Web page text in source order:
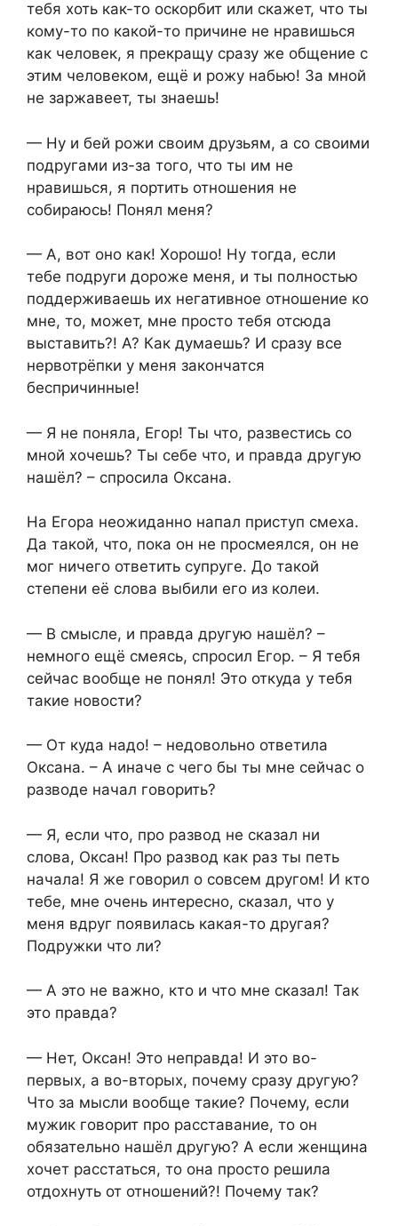
тебя хоть как-то оскорбит или скажет, что ты
кому-то по какой-то причине не нравишься
как человек, я прекращу сразу же общение с
этим человеком, ещё и рожу набью! За мной
не заржавеет, ты знаешь!
— Ну и бей рожи своим друзьям, а со своими
подругами из-за того, что ты им не
нравишься, я портить отношения не
собираюсь! Понял меня?
— А, вот оно как! Хорошо! Ну тогда, если
тебе подруги дороже меня, и ты полностью
поддерживаешь их негативное отношение ко
мне, то, может, мне просто тебя отсюда
выставить?! А? Как думаешь? И сразу все
нервотрёпки у меня закончатся
беспричинные!
— Я не поняла, Егор! Ты что, развестись со
мной хочешь? Ты себе что, и правда другую
нашёл? – спросила Оксана.
На Егора неожиданно напал приступ смеха.
Да такой, что, пока он не просмеялся, он не
мог ничего ответить супруге. До такой
степени её слова выбили его из колеи.
— В смысле, и правда другую нашёл? –
немного ещё смеясь, спросил Егор. – Я тебя
сейчас вообще не понял! Это откуда у тебя
такие новости?
— От куда надо! – недовольно ответила
Оксана. – А иначе с чего бы ты мне сейчас о
разводе начал говорить?
— Я, если что, про развод не сказал ни
слова, Оксан! Про развод как раз ты петь
начала! Я же говорил о совсем другом! И кто
тебе, мне очень интересно, сказал, что у
меня вдруг появилась какая-то другая?
Подружки что ли?
— А это не важно, кто и что мне сказал! Так
это правда?
— Нет, Оксан! Это неправда! И это во-
первых, а во-вторых, почему сразу другую?
Что за мысли вообще такие? Почему, если
мужик говорит про расставание, то он
обязательно нашёл другую? А если женщина
хочет расстаться, то она просто решила
отдохнуть от отношений?! Почему так?